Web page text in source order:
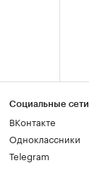
Социальные сети
ВКонтакте
Одноклассники
Telegram